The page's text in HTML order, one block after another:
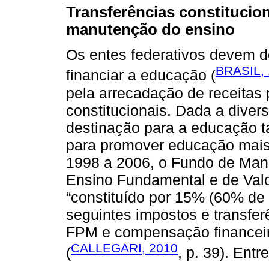
Transferências
manutenção do ensino
Os entes federativos devem
financiar a educação (BRASIL,
pela arrecadação de
constitucionais. Dada a
destinação para a educação
para promover educação
1998 a 2006, o Fundo de
Ensino Fundamental e de
“constituído por 15% (60%
seguintes impostos e
FPM e compensação
(CALLEGARI, 2010, p. 39).